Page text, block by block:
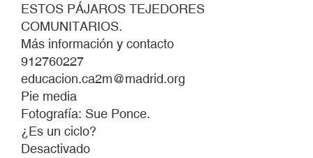
ESTOS PÁJAROS TEJEDORES
COMUNITARIOS.
Más información y contacto
912760227
educacion.ca2m@madrid.org
Pie media
Fotografía: Sue Ponce.
¿Es un ciclo?
Desactivado